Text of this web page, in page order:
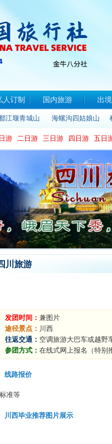
人订制 国内旅游 出
江堰青城山 海螺沟四姑娘山
游 二日游 三日游 四日游 五日
川旅游
发团时间： 兼图片
途径景点： 川西
往返交通： 空调旅游大巴车或越野
参团方式： 在线式网上报名（特别
线路报价
标准等
川西毕业推荐图片展示